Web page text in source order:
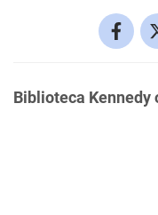
Biblioteca